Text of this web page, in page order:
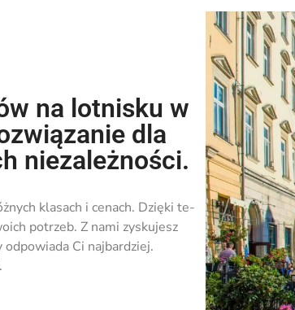
na lotnisku w
dla
niezależności.
klasach i cenach. Dzięki te­
potrze­b. Z nami zyskujesz
odpowiada Ci najbardziej.